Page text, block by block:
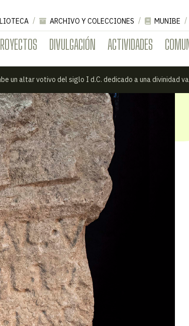
DIVULGACIÓN ACTIVIDADES
ARCHIVO Y COLECCIONES MUNIBE
un altar votivo del siglo I d.C. dedicado a una divinidad